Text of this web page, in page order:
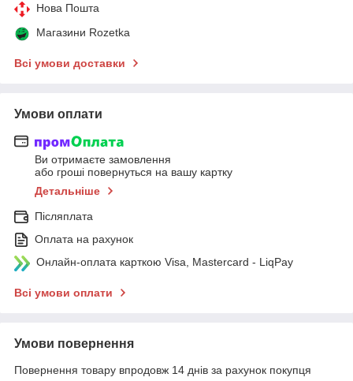
Нова Пошта
Магазини Rozetka
Всі умови доставки
Умови оплати
Ви отримаєте замовлення
або гроші повернуться на вашу картку
Детальніше
Післяплата
Оплата на рахунок
Онлайн-оплата карткою Visa, Mastercard - LiqPay
Всі умови оплати
Умови повернення
Повернення товару впродовж 14 днів за рахунок покупця